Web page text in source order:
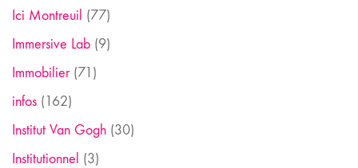
Ici Montreuil (77)
Immersive Lab (9)
Immobilier(71)
infos (162)
Institut Van Gogh (30)
Institutionnel (3)